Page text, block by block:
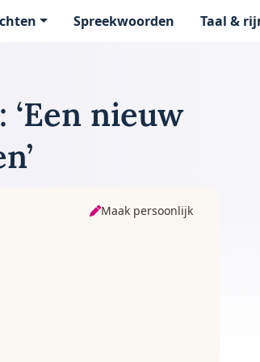
Spreekwoorden Taal &
nieuw
Maak persoonlijk